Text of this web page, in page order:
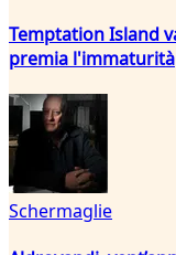
Temptation Island
premia l'immaturità
Schermaglie